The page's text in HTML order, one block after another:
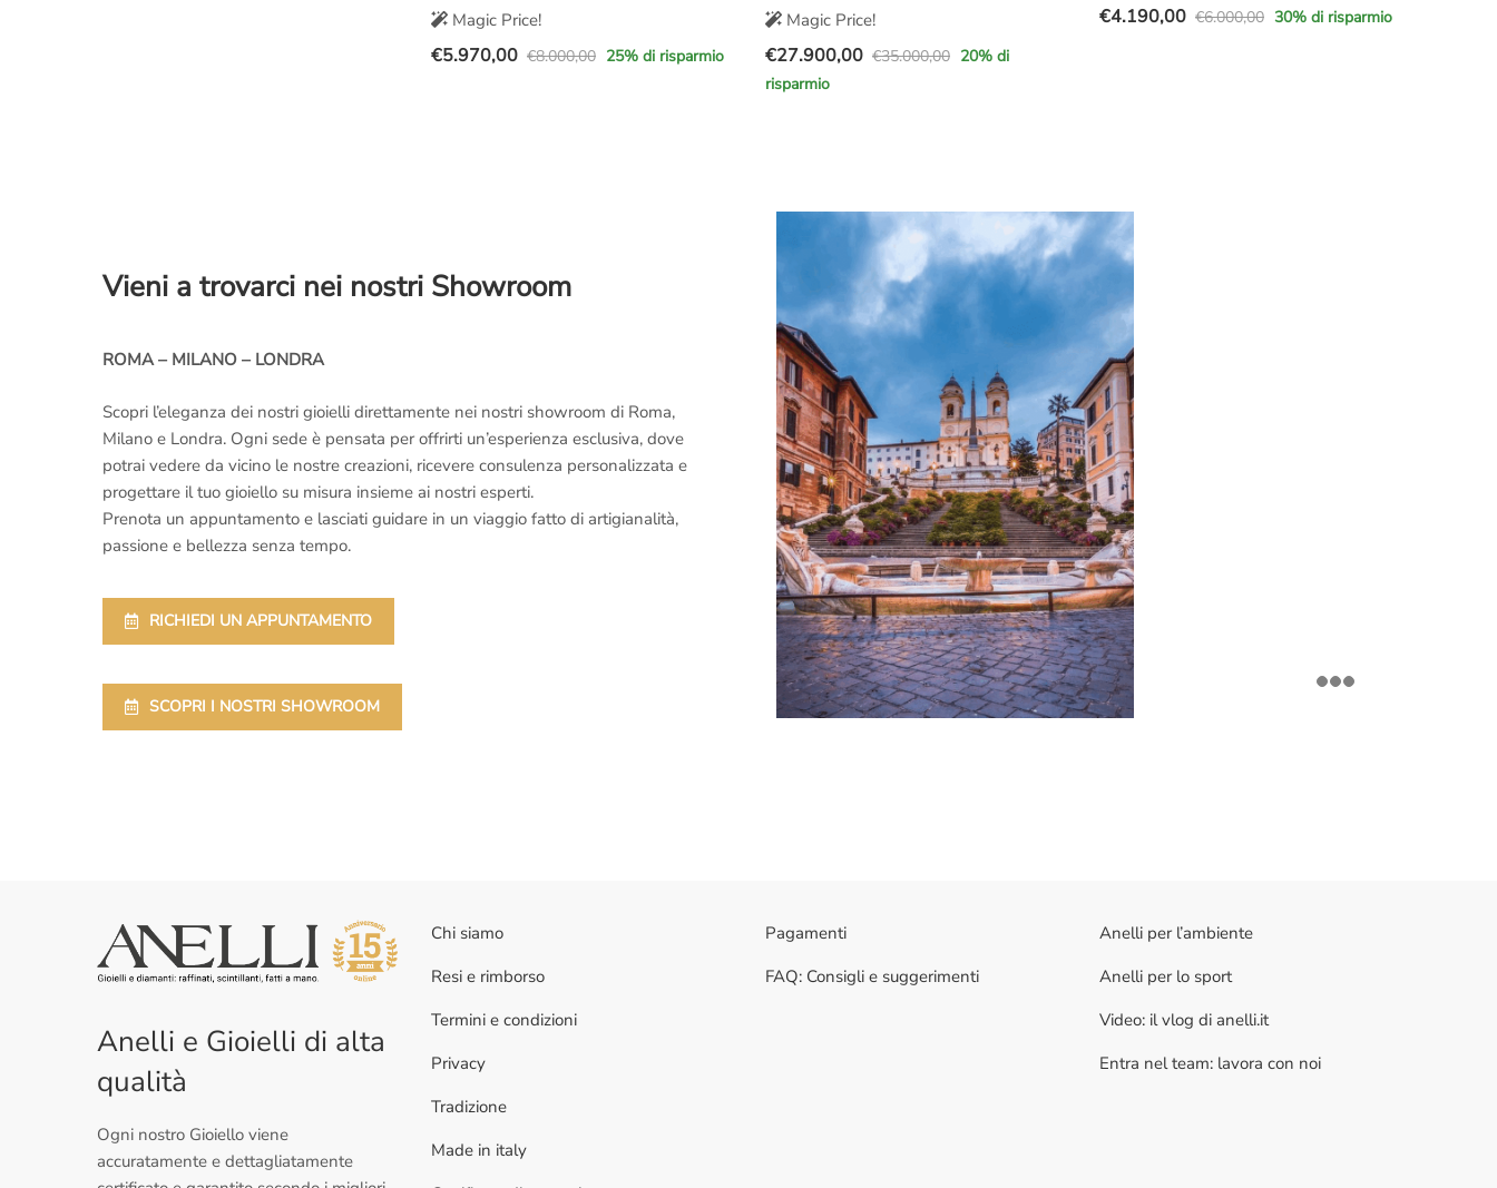
Magic Price!
€8.000,00
Il
€5.970,00
Il
25% di risparmio
Magic Price!
€35.000,00
Il
prezzo
€27.900,00
Il
prezzo
20% di
risparmio
€6.000,00
Il
€4.190,00
Il
30% di risparmio
Vieni a trovarci nei nostri Showroom
ROMA – MILANO – LONDRA
Scopri l’eleganza dei nostri gioielli direttamente nei nostri showroom di Roma,
Milano e Londra. Ogni sede è pensata per offrirti un’esperienza esclusiva, dove
potrai vedere da vicino le nostre creazioni, ricevere consulenza personalizzata e
progettare il tuo gioiello su misura insieme ai nostri esperti.
Prenota un appuntamento e lasciati guidare in un viaggio fatto di artigianalità,
passione e bellezza senza tempo.
RICHIEDI UN APPUNTAMENTO
SCOPRI I NOSTRI SHOWROOM
Anelli e Gioielli di alta
qualità
Ogni nostro Gioiello viene
accuratamente e dettagliatamente
Chi siamo
Resi e rimborso
Termini e condizioni
Privacy
Tradizione
Made in italy
Pagamenti
FAQ: Consigli e suggerimenti
Anelli per l’ambiente
Anelli per lo sport
Video: il vlog di anelli.it
Entra nel team: lavora con noi